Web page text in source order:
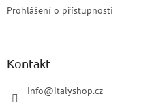
Prohlášení o přístupnosti
Kontakt
info@italyshop.cz